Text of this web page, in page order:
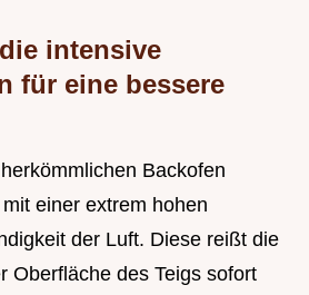
intensive
für eine bessere
Backofen
einer extrem hohen
der Luft. Diese reißt die
Oberfläche des Teigs sofort